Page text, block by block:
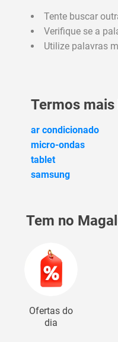
Tente buscar
Verifique se a
Utilize palavras
Termos
ar condicionado
micro-ondas
tablet
samsung
Tem no
Ofertas do
dia